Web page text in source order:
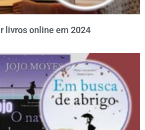
livros online em 2024